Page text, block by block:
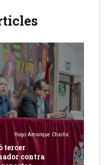
Hugo Amanque Chaiña
tercer
contra